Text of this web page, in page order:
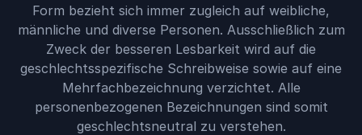
Form bezieht sich immer zugleich auf weibliche,
männliche und diverse Personen. Ausschließlich zum
Zweck der besseren Lesbarkeit wird auf die
geschlechtsspezifische Schreibweise sowie auf eine
Mehrfachbezeichnung verzichtet. Alle
personenbezogenen Bezeichnungen sind somit
geschlechtsneutral zu verstehen.